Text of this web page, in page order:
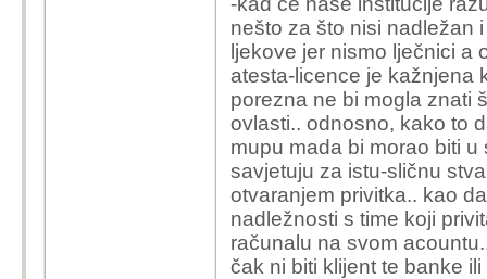
nešto za što nisi nadležan
ljekove jer nismo lječnici
atesta-licence je kažnjena
porezna ne bi mogla znati
ovlasti.. odnosno, kako to
mupu mada bi morao biti
savjetuju za istu-sličnu
otvaranjem privitka.. kao
nadležnosti s time koji
računalu na svom
čak ni biti klijent te banke